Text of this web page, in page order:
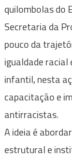
quilombolas do
Secretaria da
pouco da
igualdade
infantil, nesta
capacitação e
antirracistas.
A ideia é
estrutural e